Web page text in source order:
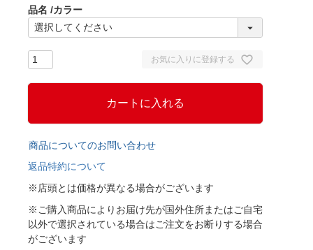
)
品名 カラー
お気に入りに登録する
カートに入れる
商品についてのお問い合わせ
返品特約について
※店頭とは価格が異なる場合がございます
※ご購入商品によりお届け先が国外住所またはご自宅
以外で選択されている場合はご注文をお断りする場合
がございます